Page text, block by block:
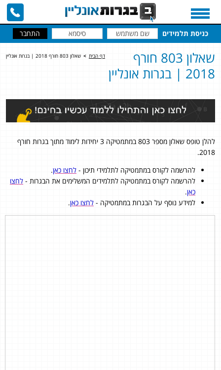
כניסת תלמידים
דף הבית > שאלון 803 חורף 2018 | בגרות אונליין
שאלון 803 חורף
2018 | בגרות אונליין
להלן טופס שאלון מספר 803 במתמטיקה 3 יחידות לימוד מתוך בגרות חורף
2018.
להרשמה לקורס במתמטיקה לתלמידי תיכון - לחצו כאן.
להרשמה לקורס במתמטיקה לתלמידים המשלימים את הבגרות - לחצו
כאן.
למידע נוסף על הבגרות במתמטיקה - לחצו כאן.